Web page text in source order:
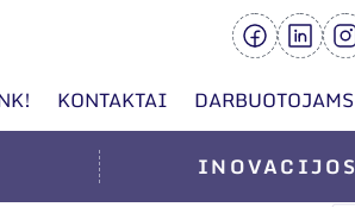
KONTAKTAI DARBUOTOJAMS
INOVACIJOS